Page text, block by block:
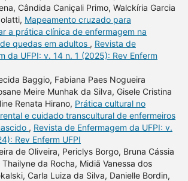
Cândida Caniçali Primo, Walckíria Garcia
Mapeamento cruzado para
a prática clínica de enfermagem na
quedas em adultos , Revista de
da UFPI: v. 14 n. 1 (2025): Rev Enferm
Baggio, Fabiana Paes Nogueira
Meire Munhak da Silva, Gisele Cristina
Renata Hirano, Prática cultural no
e cuidado transcultural de enfermeiros
, Revista de Enfermagem da UFPI: v.
Rev Enferm UFPI
de Oliveira, Periclys Borgo, Bruna Cássia
da Rocha, Midiã Vanessa dos
Carla Luiza da Silva, Danielle Bordin,